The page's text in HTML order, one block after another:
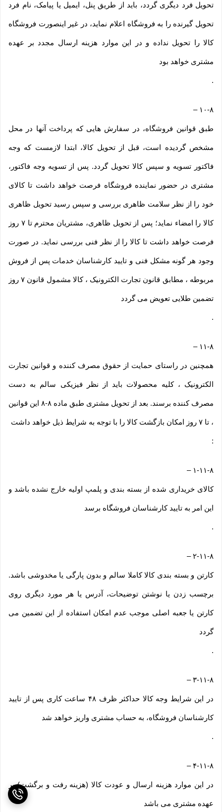
تحویل فرد دیگری گردد، باید از طریق پنل، ایمیل یا پیامک، نام فرد
تحویل گیرنده را به فروشگاه اعلام نماید، در غیر اینصورت فروشگاه
کالا را تحویل نداده و در این موارد هزینه ارسال مجدد بر عهده
مشتری خواهد بود
.
۱۰-۸ –
طبق قوانین فروشگاه، در سفارش هایی که پرداخت آنها در محل
مشخص گردیده است، قبل از تحویل کالا، ابتدا لازمست که وجه
فاکتور تسویه و سپس کالا تحویل گردد. پس از تسویه وجه فاکتور،
مشتری در حضور نماینده فروشگاه فرصت خواهد داشت تا کالای
خود را از نظر سلامت ظاهری بررسی و سپس رسید تحویل ظاهری
کالا را امضاء نماید؛ پس از تحویل ظاهری، مشتریان محترم تا ۷ روز
فرصت خواهد داشت تا کالا را از نظر فنی بررسی نماید. در صورت
وجود هر گونه مشکل فنی و تایید کارشناسان خدمات پس از فروش
مربوطه ، مطابق قانون تجارت الکترونیک ، کالا مشمول قانون ۷ روز
تضمین طلایی تعویض می گردد
.
۱۱-۸ –
همچنین در راستای حمایت از حقوق مصرف کننده و قوانین تجارت
الکترونیک ، کلیه محصولات باید از نظر فیزیکی سالم به دست
مصرف کننده برسند. بعد از تحویل مشتری طبق ماده ۸-۸ این قوانین
، تا ۷ روز امکان بازگشت کالا را با توجه به شرایط ذیل خواهد داشت
:
۱-۱۱-۸ –
کالای خریداری شده از بسته بندی و پلمپ اولیه خارج نشده باشد و
این امر به تایید کارشناسان فروشگاه برسد
.
۲-۱۱-۸–
کارتن و بسته بندی کالا کاملا سالم و بدون پارگی یا مخدوشی باشد.
برچسب زدن یا نوشتن توضیحات، آدرس یا هر مورد دیگری روی
کارتن یا جعبه اصلی موجب عدم امکان استفاده از این تضمین می
گردد
.
۳-۱۱-۸–
در این شرایط وجه کالا حداکثر ظرف ۴۸ ساعت کاری پس از تایید
کارشناسان فروشگاه، به حساب مشتری واریز خواهد شد
.
۴-۱۱-۸–
در این موارد هزینه ارسال و عودت کالا (هزینه رفت و برگشت) بر
عهده مشتری می باشد